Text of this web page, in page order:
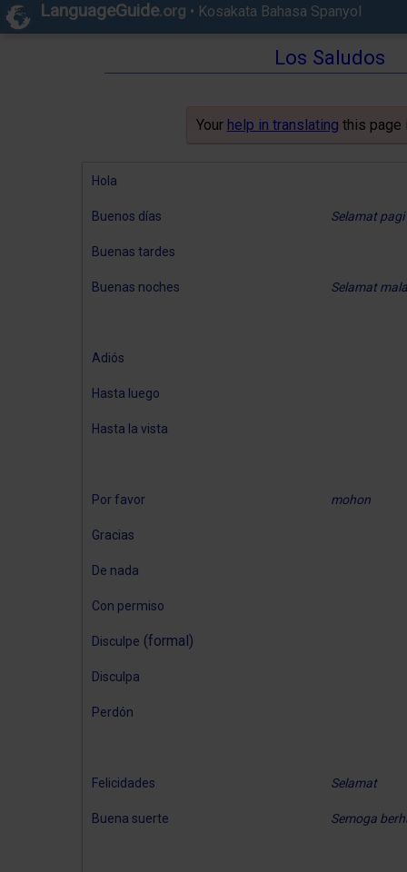
LanguageGuide.org • Kosakata Bahasa Spanyol
Los Saludos
Your help in translating this page
Hola
Buenos días Selamat pagi
Buenas tardes
Buenas noches Selamat
Adiós
Hasta luego
Hasta la vista
Por favor mohon
Gracias
De nada
Con permiso
Disculpe (formal)
Disculpa
Perdón
Felicidades Selamat
Buena suerte Semoga